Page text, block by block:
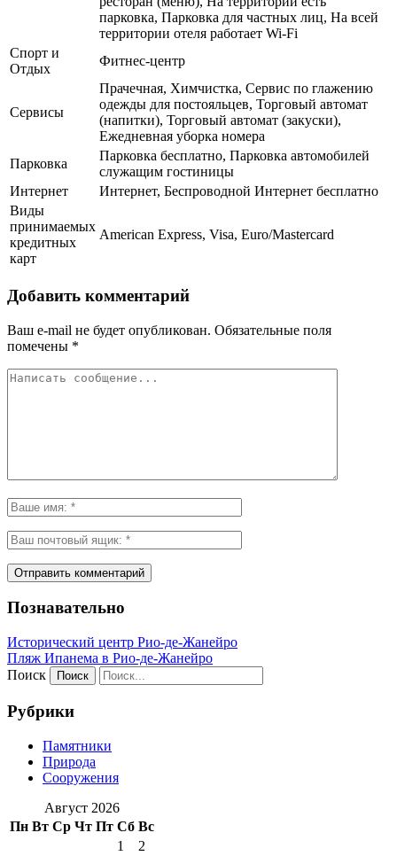
парковка, Парковка для частных лиц, На всей
территории отеля работает Wi-Fi
Спорт и
Отдых
Фитнес-центр
Сервисы
Прачечная, Химчистка, Сервис по глажению
одежды для постояльцев, Торговый автомат
(напитки), Торговый автомат (закуски),
Ежедневная уборка номера
Парковка
Парковка бесплатно, Парковка автомобилей
служащим гостиницы
Интернет
Интернет, Беспроводной Интернет бесплатно
Виды
принимаемых
кредитных
карт
American Express, Visa, Euro/Mastercard
Добавить комментарий
Ваш e-mail не будет опубликован. Обязательные поля
помечены *
Познавательно
Исторический центр Рио-де-Жанейро
Пляж Ипанема в Рио-де-Жанейро
Поиск
Рубрики
Памятники
Природа
Сооружения
Август 2026
Пн Вт Ср Чт Пт Сб Вс
1
2